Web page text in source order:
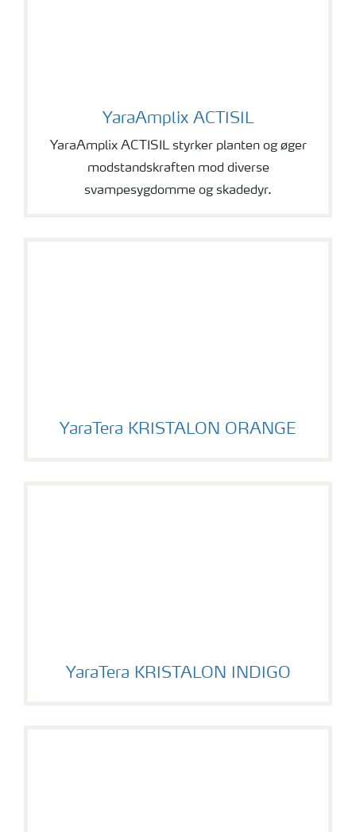
YaraAmplix ACTISIL
YaraAmplix ACTISIL styrker planten og øger
modstandskraften mod diverse
svampesygdomme og skadedyr.
YaraTera KRISTALON ORANGE
YaraTera KRISTALON INDIGO